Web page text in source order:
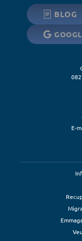
BLOG
E-